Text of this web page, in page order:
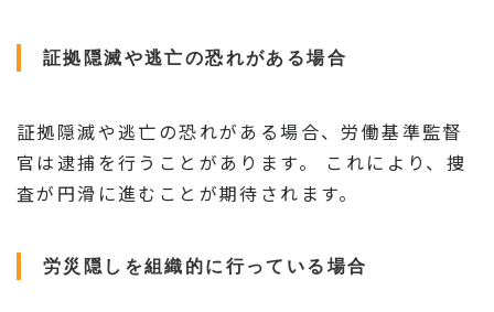
証拠隠滅や逃亡の恐れがある場合
証拠隠滅や逃亡の恐れがある場合、労働基準監督
官は逮捕を行うことがあります。 これにより、捜
査が円滑に進むことが期待されます。
労災隠しを組織的に行っている場合